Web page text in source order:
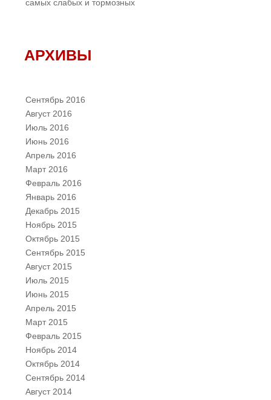
самых слабых и тормозных
АРХИВЫ
Сентябрь 2016
Август 2016
Июль 2016
Июнь 2016
Апрель 2016
Март 2016
Февраль 2016
Январь 2016
Декабрь 2015
Ноябрь 2015
Октябрь 2015
Сентябрь 2015
Август 2015
Июль 2015
Июнь 2015
Апрель 2015
Март 2015
Февраль 2015
Ноябрь 2014
Октябрь 2014
Сентябрь 2014
Август 2014